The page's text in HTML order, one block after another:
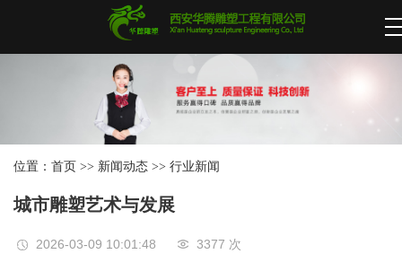
位置： 首页 >> 新闻动态 >> 行业新闻
城市雕塑艺术与发展
2026-03-09 10:01:48 3377 次